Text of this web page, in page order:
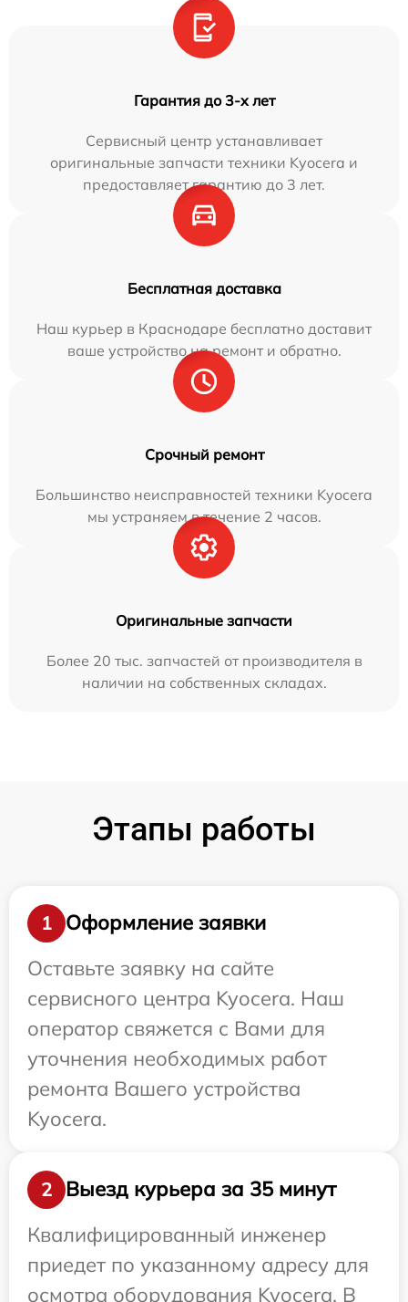
Гарантия до 3-х лет
Сервисный центр устанавливает
оригинальные запчасти техники Kyocera и
предоставляет гарантию до 3 лет.
Бесплатная доставка
Наш курьер в Краснодаре бесплатно доставит
ваше устройство на ремонт и обратно.
Срочный ремонт
Большинство неисправностей техники Kyocera
мы устраняем в течение 2 часов.
Оригинальные запчасти
Более 20 тыс. запчастей от производителя в
наличии на собственных складах.
Этапы работы
1
Оформление заявки
Оставьте заявку на сайте
сервисного центра Kyocera. Наш
оператор свяжется с Вами для
уточнения необходимых работ
ремонта Вашего устройства
Kyocera.
2
Выезд курьера за 35 минут
Квалифицированный инженер
приедет по указанному адресу для
осмотра оборудования Kyocera. В